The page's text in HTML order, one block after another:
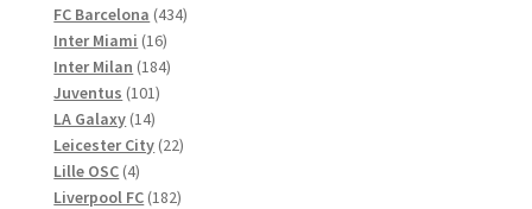
Produkte
FC Barcelona 434434
Inter Miami 1616
Produkte
Inter Milan 184184
Juventus 101101
LA Galaxy 1414
Produkte
Leicester City 2222
Lille OSC 44
Produkte
Liverpool FC 182182